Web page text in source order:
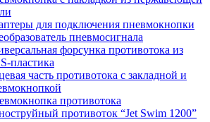
для подключения пневмокнопки
пневмосигнала
форсунка противотока из
пластика
часть противотока с закладной и
противотока
противоток “Jet Swim 1200”